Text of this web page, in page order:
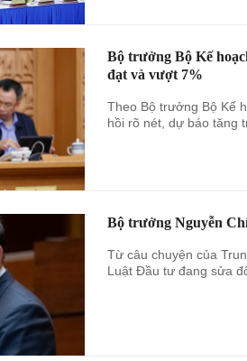
Bộ trưởng Bộ Kế
đạt và vượt 7%
Theo Bộ trưởng Bộ Kế
hồi rõ nét, dự báo tăng
Bộ trưởng Nguyễn
Từ câu chuyện của
Luật Đầu tư đang sửa